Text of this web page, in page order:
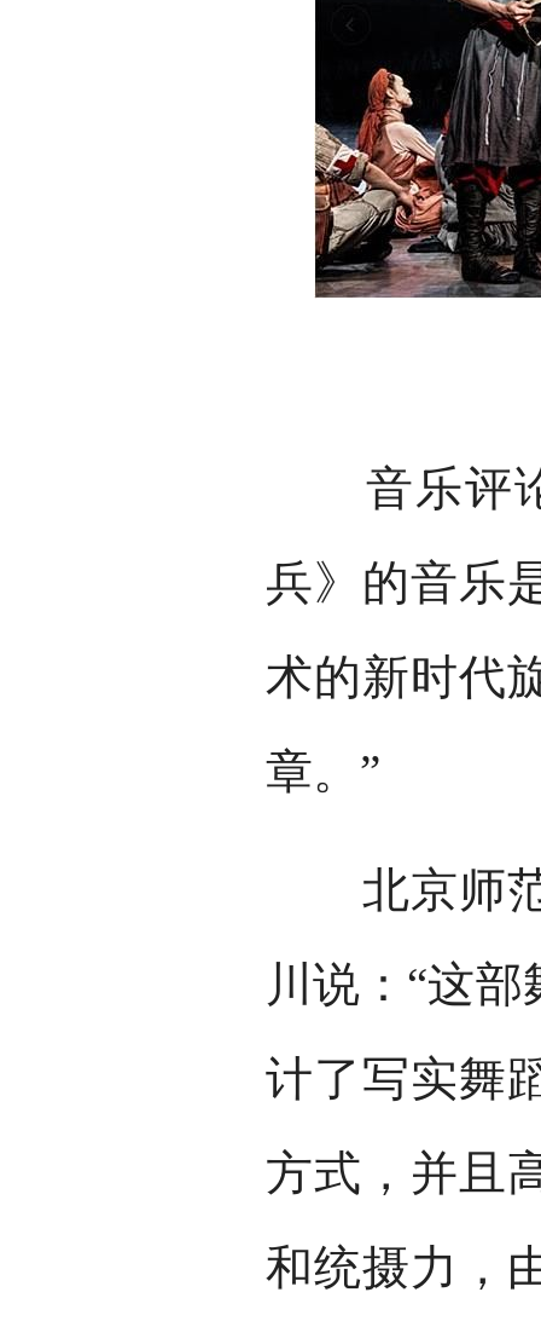
音乐评论
兵》的音乐
术的新时代
章。”
北京师范
川说：“这
计了写实舞
方式，并且
和统摄力，